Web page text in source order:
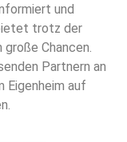
und
trotz der
Chancen.
Partnern an
Eigenheim auf